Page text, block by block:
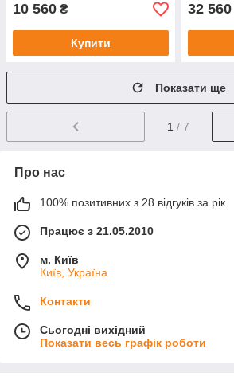
10 560 ₴
Купити
32 560
Показати ще
1 / 7
Про нас
100% позитивних з 28 відгуків за рік
Працює з 21.05.2010
м. Київ
Київ, Україна
Контакти
Сьогодні вихідний
Показати весь графік роботи